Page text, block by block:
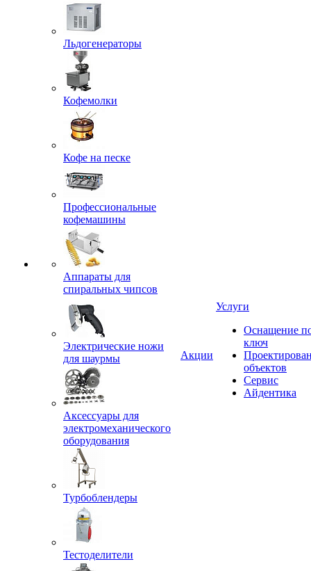
Льдогенераторы
Кофемолки
Кофе на песке
Профессиональные
кофемашины
Аппараты для
спиральных чипсов
Электрические ножи
для шаурмы
Аксессуары для
электромеханического
оборудования
Турбоблендеры
Тестоделители
Акции
Услуги
Оснащение
ключ
объектов
Сервис
Айдентика